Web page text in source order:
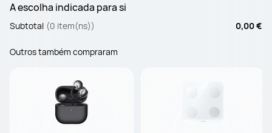
A escolha indicada para si
Subtotal (0 item(ns)) 0,00 €
Outros também compraram